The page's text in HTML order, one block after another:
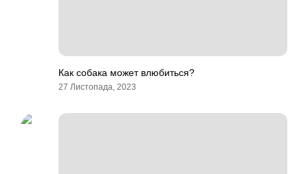
Как собака может влюбиться?
27 Листопада, 2023